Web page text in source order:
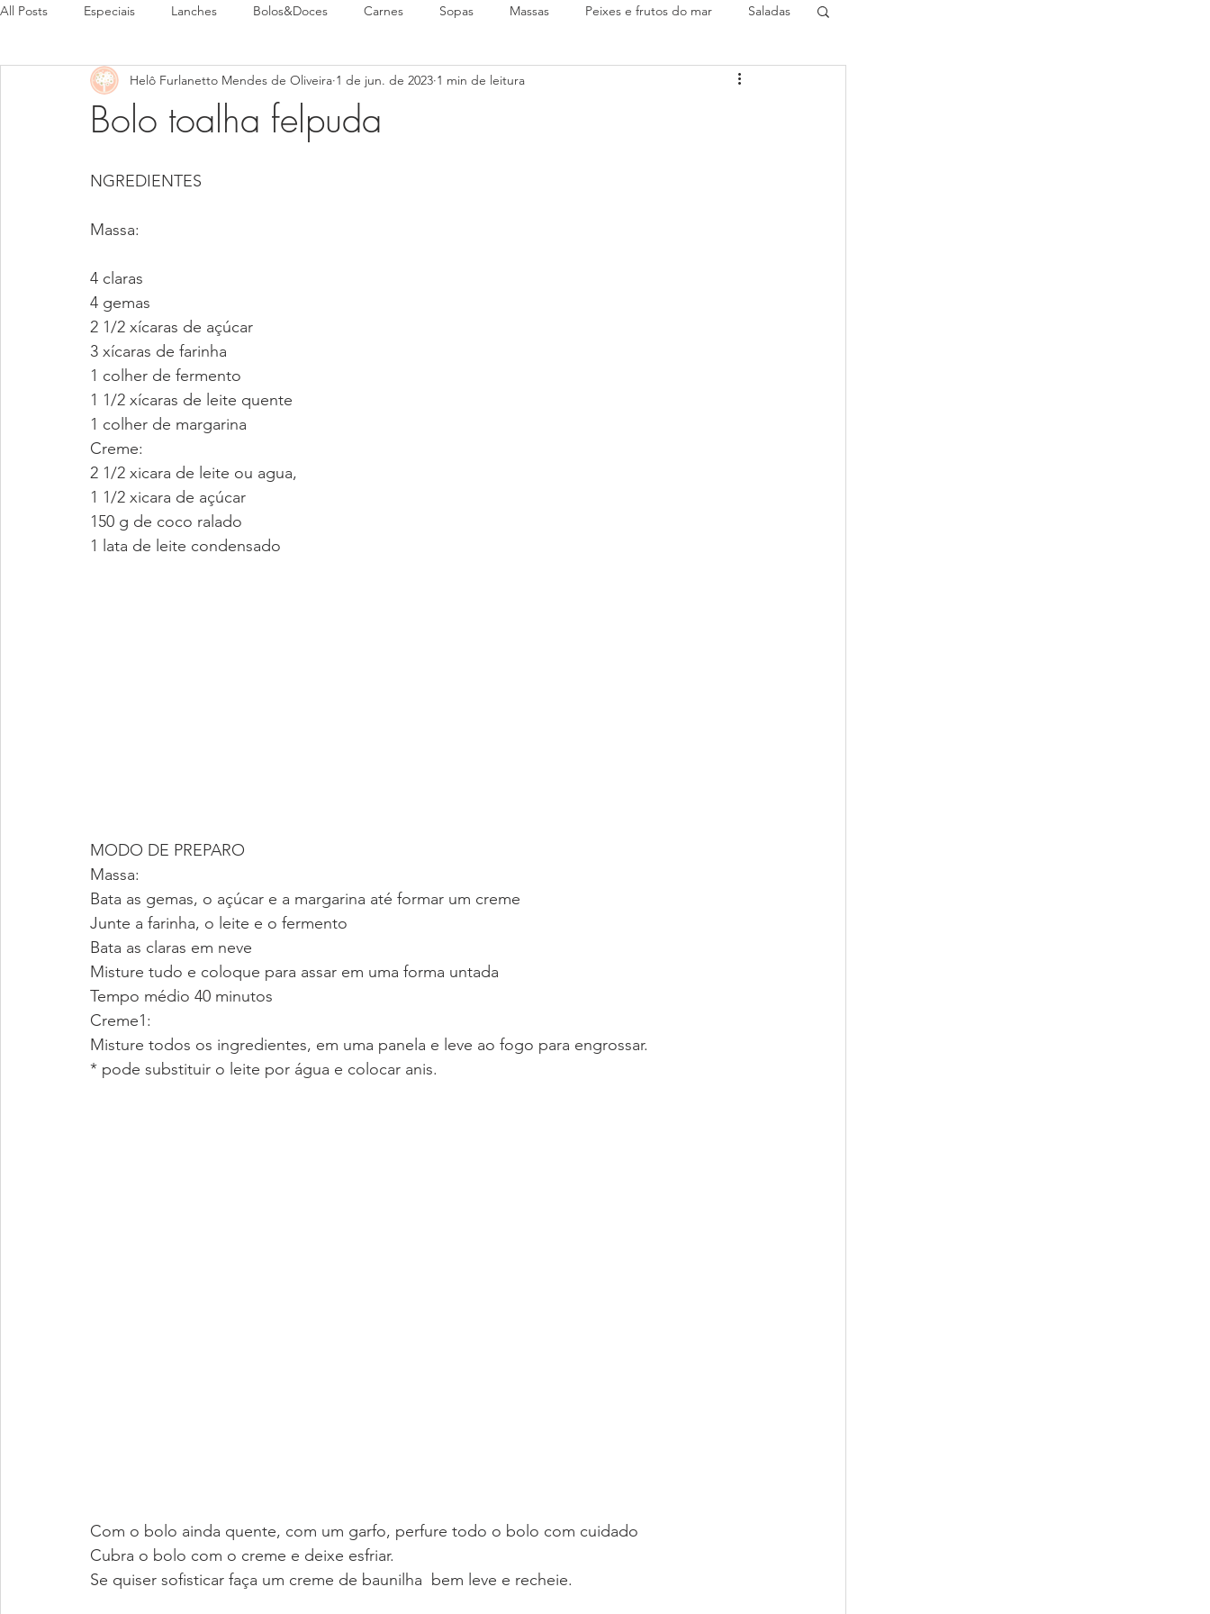
All Posts Especiais Lanches Bolos&Doces Carnes Sopas Massas Peixes e frutos do mar Saladas
Pratos Típicos
Bolo toalha felpuda
Helô Furlanetto Mendes de Oliveira 1 de jun. de 2023 1 min de leitura
NGREDIENTES
Massa:
4 claras
4 gemas
2 1/2 xícaras de açúcar
3 xícaras de farinha
1 colher de fermento
1 1/2 xícaras de leite quente
1 colher de margarina
Creme:
2 1/2 xicara de leite ou agua,
1 1/2 xicara de açúcar
150 g de coco ralado
1 lata de leite condensado
MODO DE PREPARO
Massa:
Bata as gemas, o açúcar e a margarina até formar um creme
Junte a farinha, o leite e o fermento
Bata as claras em neve
Misture tudo e coloque para assar em uma forma untada
Tempo médio 40 minutos
Creme1:
Misture todos os ingredientes, em uma panela e leve ao fogo para engrossar.
* pode substituir o leite por água e colocar anis.
Com o bolo ainda quente, com um garfo, perfure todo o bolo com cuidado
Cubra o bolo com o creme e deixe esfriar.
Se quiser sofisticar faça um creme de baunilha  bem leve e recheie.